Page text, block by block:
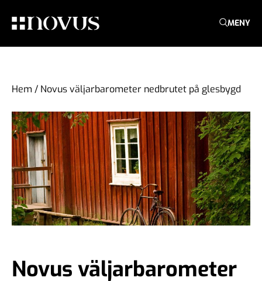
MENY
Hem / Novus väljarbarometer nedbrutet på glesbygd
Novus väljarbarometer